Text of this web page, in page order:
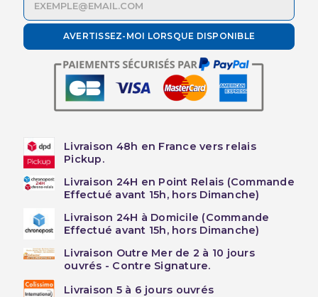
AVERTISSEZ-MOI LORSQUE DISPONIBLE
Livraison 48h en France vers relais
Pickup.
Livraison 24H en Point Relais (Commande
Effectué avant 15h, hors Dimanche)
Livraison 24H à Domicile (Commande
Effectué avant 15h, hors Dimanche)
Livraison Outre Mer de 2 à 10 jours
ouvrés - Contre Signature.
Livraison 5 à 6 jours ouvrés